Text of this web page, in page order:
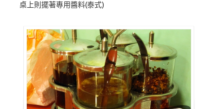
桌上則擺著專用醬料(泰式)